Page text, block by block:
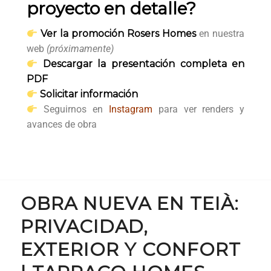
proyecto en detalle?
Ver la promoción Rosers Homesen nuestra
web (próximamente)
Descargar la presentación completa en
PDF
Solicitar información
Seguirnos en Instagram para ver renders y
avances de obra
OBRA NUEVA EN TEIÀ:
PRIVACIDAD,
EXTERIOR Y CONFORT